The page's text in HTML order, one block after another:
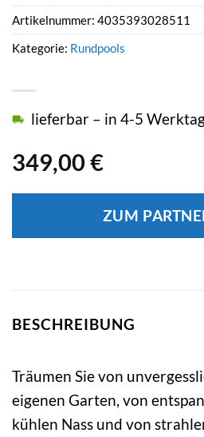
349,00 €
lieferbar – in 4-5
ZUM
Artikelnummer: 4035393028511
Kategorie: Rundpools
BESCHREIBUNG
Träumen Sie von
eigenen Garten, von
kühlen Nass und von